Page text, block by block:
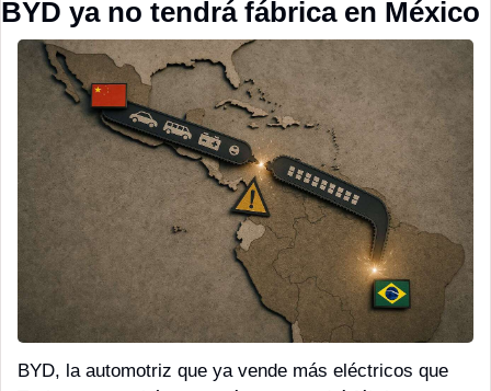
BYD ya no tendrá fábrica en México
BYD, la automotriz que ya vende más eléctricos que